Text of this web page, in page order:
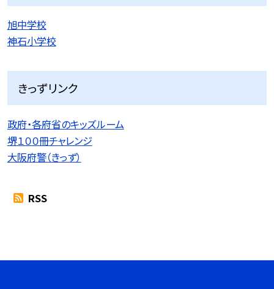
旭中学校
神石小学校
きっずリンク
政府・各府省のキッズルーム
堺１００冊チャレンジ
大阪府警（きっず）
RSS